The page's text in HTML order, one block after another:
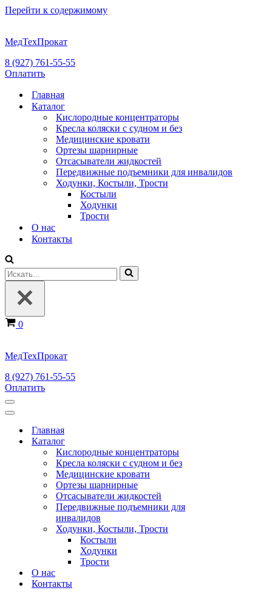
Перейти к содержимому
МедТехПрокат
8 (927) 761-55-55
Оплатить
Главная
Каталог
Кислородные концентраторы
Кресла коляски с судном и без
Медицинские кровати
Ортезы шарнирные
Отсасыватели жидкостей
Передвижные подъемники для инвалидов
Ходунки, Костыли, Трости
Костыли
Ходунки
Трости
О нас
Контакты
Искать...
Корзина
0
МедТехПрокат
8 (927) 761-55-55
Оплатить
Меню
навигации
Меню
навигацииГлавная
Каталог
Кислородные концентраторы
Кресла коляски с судном и без
Медицинские кровати
Ортезы шарнирные
Отсасыватели жидкостей
Передвижные подъемники для
инвалидов
Ходунки, Костыли, Трости
Костыли
Ходунки
Трости
О нас
Контакты